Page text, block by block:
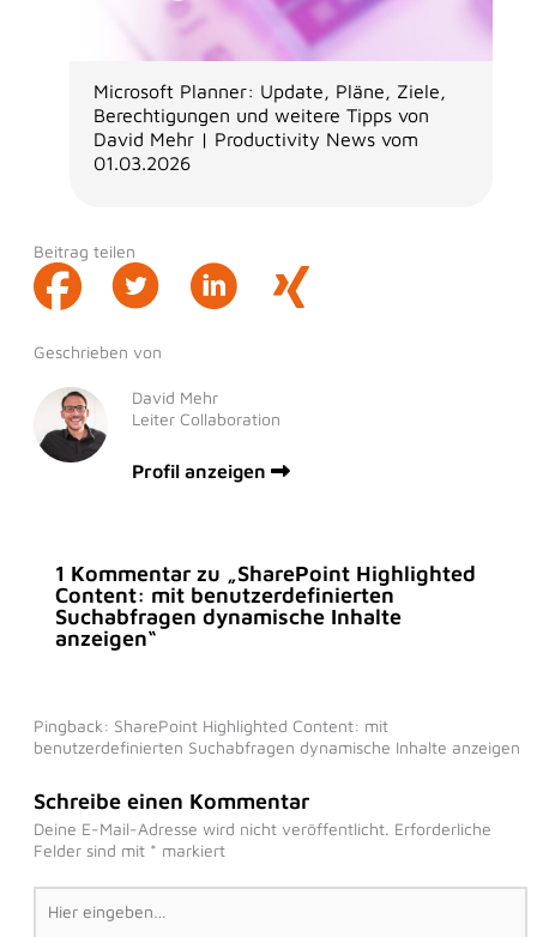
Microsoft Planner: Update, Pläne, Ziele,
Berechtigungen und weitere Tipps von
David Mehr | Productivity News vom
01.03.2026
Beitrag teilen
Geschrieben von
David Mehr
Leiter Collaboration
Profil anzeigen
1 Kommentar zu „SharePoint Highlighted
Content: mit benutzerdefinierten
Suchabfragen dynamische Inhalte
anzeigen“
Pingback: SharePoint Highlighted Content: mit
benutzerdefinierten Suchabfragen dynamische Inhalte anzeigen
Schreibe einen Kommentar
Deine E-Mail-Adresse wird nicht veröffentlicht. Erforderliche
Felder sind mit * markiert
Hier
eingeben…